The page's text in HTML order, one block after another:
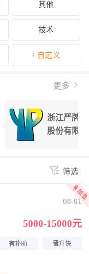
其他
技术
+ 自定义
更多
浙江严牌过滤技
股份有限公司
筛选
08-01
5000-15000元
有补助 晋升快